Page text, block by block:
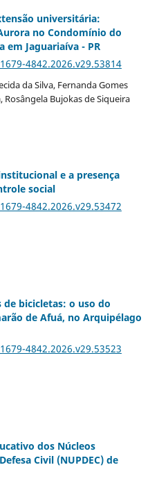
universitária:
no Condomínio do
em Jaguariaíva - PR
4842.2026.v29.53814
da Silva, Fernanda Gomes
Bujokas de Siqueira
e a presença
social
4842.2026.v29.53472
de bicicletas: o uso do
de Afuá, no Arquipélago
4842.2026.v29.53523
dos Núcleos
Civil (NUPDEC) de